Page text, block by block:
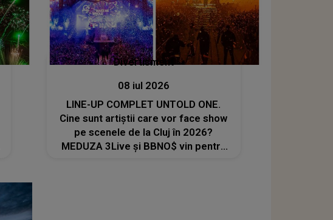
Divertisment
08 iul 2026
LINE-UP COMPLET UNTOLD ONE.
Cine sunt artiștii care vor face show
pe scenele de la Cluj în 2026?
MEDUZA 3Live şi BBNO$ vin pentru